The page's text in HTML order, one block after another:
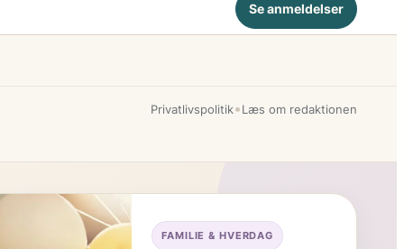
Se anmeldelser
Privatlivspolitik•Læs om redaktionen
FAMILIE & HVERDAG